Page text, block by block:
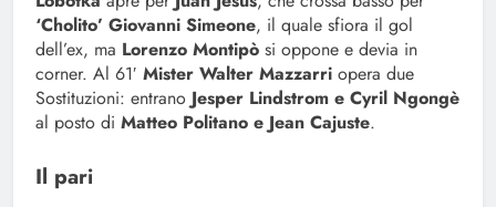
‘Cholito’ Giovanni Simeone, il quale sfiora il gol
dell’ex, ma Lorenzo Montipò si oppone e devia in
corner. Al 61′ Mister Walter Mazzarri opera due
Sostituzioni: entrano Jesper Lindstrom e Cyril Ngongè
al posto di Matteo Politano e Jean Cajuste.
Il pari